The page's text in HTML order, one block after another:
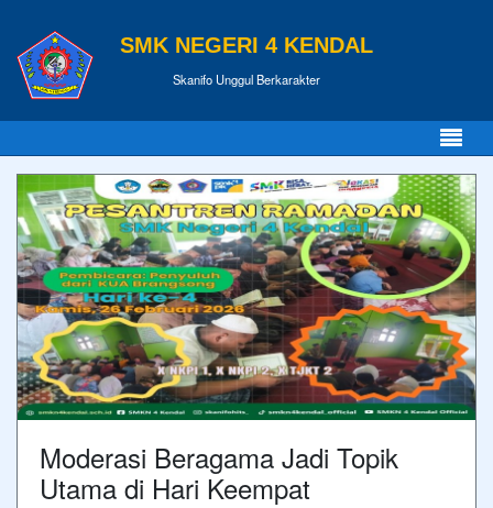
SMK NEGERI 4 KENDAL
Skanifo Unggul Berkarakter
Moderasi Beragama Jadi Topik
Utama di Hari Keempat